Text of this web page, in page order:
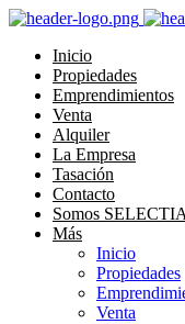
Inicio
Propiedades
Emprendimientos
Venta
Alquiler
La Empresa
Tasación
Contacto
Somos SELECTIA
Más
Inicio
Propiedades
Venta